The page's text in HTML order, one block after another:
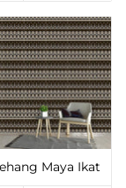
aan
verlanglijst
Maya Ikat